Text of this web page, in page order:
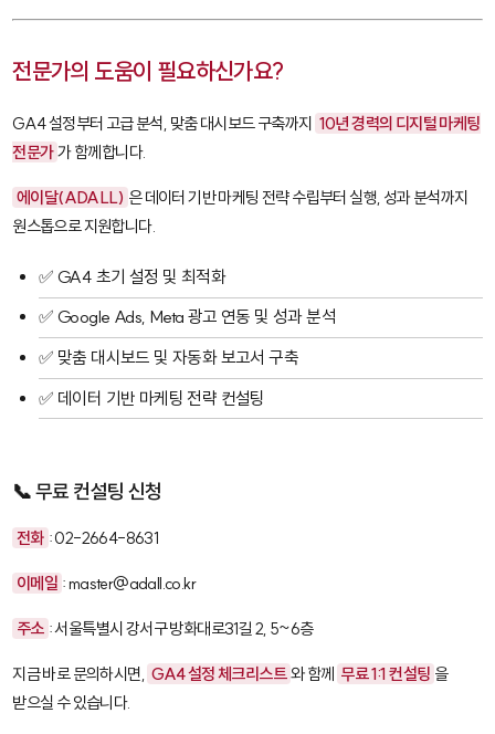
전문가의 도움이 필요하신가요?
GA4 설정부터 고급 분석, 맞춤 대시보드 구축까지 10년 경력의 디지털 마케팅
전문가가 함께합니다.
에이달(ADALL) 은 데이터 기반 마케팅 전략 수립부터 실행, 성과 분석까지
원스톱으로 지원합니다.
✅ GA4 초기 설정 및 최적화
✅ Google Ads, Meta 광고 연동 및 성과 분석
✅ 맞춤 대시보드 및 자동화 보고서 구축
✅ 데이터 기반 마케팅 전략 컨설팅
📞 무료 컨설팅 신청
전화 : 02-2664-8631
이메일 : master@adall.co.kr
주소 : 서울특별시 강서구 방화대로31길 2, 5~6층
지금 바로 문의하시면, GA4 설정 체크리스트 와 함께 무료 1:1 컨설팅 을
받으실 수 있습니다.